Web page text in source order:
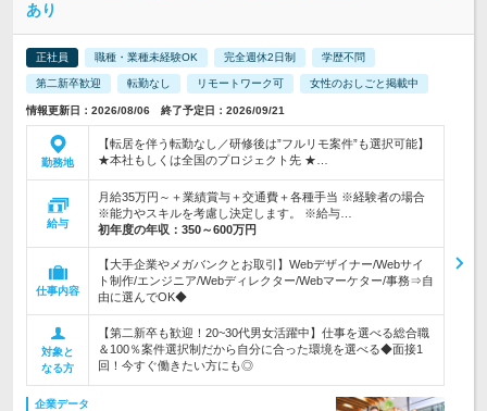
あり
正社員 職種・業種未経験OK 完全週休2日制 学歴不問
第二新卒歓迎 転勤なし リモートワーク可 女性のおしごと掲載中
情報更新日：2026/08/06 終了予定日：2026/09/21
勤務地
【転居を伴う転勤なし／研修後は”フルリモ案件”も選択可能】
★本社もしくは全国のプロジェクト先 ★…
給与
月給35万円～＋業績賞与＋交通費＋各種手当 ※経験者の場合
※能力やスキルを考慮し決定します。 ※給与…
初年度の年収： 350～600万円
仕事内容
【大手企業やメガバンクとお取引】Webデザイナー/Webサイ
ト制作/エンジニア/Webディレクター/Webマーケター/事務⇒自
由に選んでOK◆
対象と
なる方
【第二新卒も歓迎！20~30代男女活躍中】仕事を選べる総合職
＆100％案件選択制だから自分に合った環境を選べる◆面接1
回！今すぐ働きたい方にも◎
企業データ